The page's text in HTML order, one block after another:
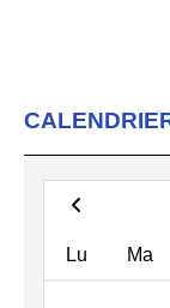
Lu Ma